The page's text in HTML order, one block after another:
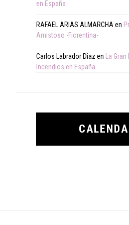
en España
RAFAEL ARIAS ALMARCHA en
Amistoso -Fiorentina-
Carlos Labrador Diaz en
La
Incendios en España